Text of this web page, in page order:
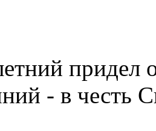
придел
- в честь